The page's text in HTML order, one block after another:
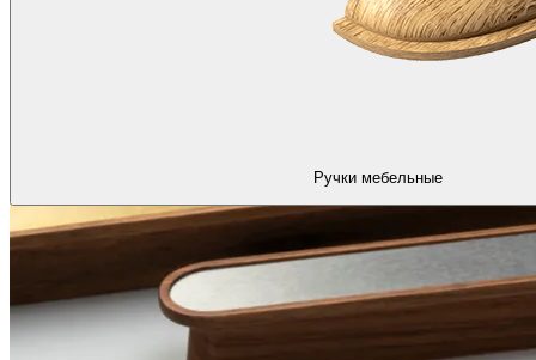
Ручки мебельные